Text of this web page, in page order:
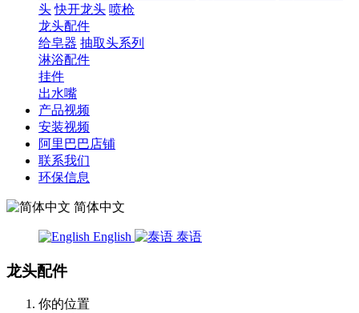
头 快开龙头 喷枪
龙头配件
给皂器 抽取头系列
淋浴配件
挂件
出水嘴
产品视频
安装视频
阿里巴巴店铺
联系我们
环保信息
简体中文
English 泰语
龙头配件
你的位置